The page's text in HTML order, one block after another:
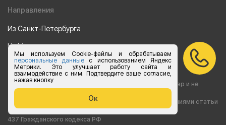
Мы используем Cookie-файлы и обрабатываем
персональные данныес использованием Яндекс
Метрики. Это улучшает работу сайта и
взаимодействие с ним. Подтвердите ваше согласие,
нажав кнопку
Ок
Направления
Из Санкт-Петербурга
Из Москвы
Все права защищены 2015-2026 г.
Информация на сайте носит ознакомительный характер и не
является публичной офертой, определяемой положениями статьи
437 Гражданского кодекса РФ